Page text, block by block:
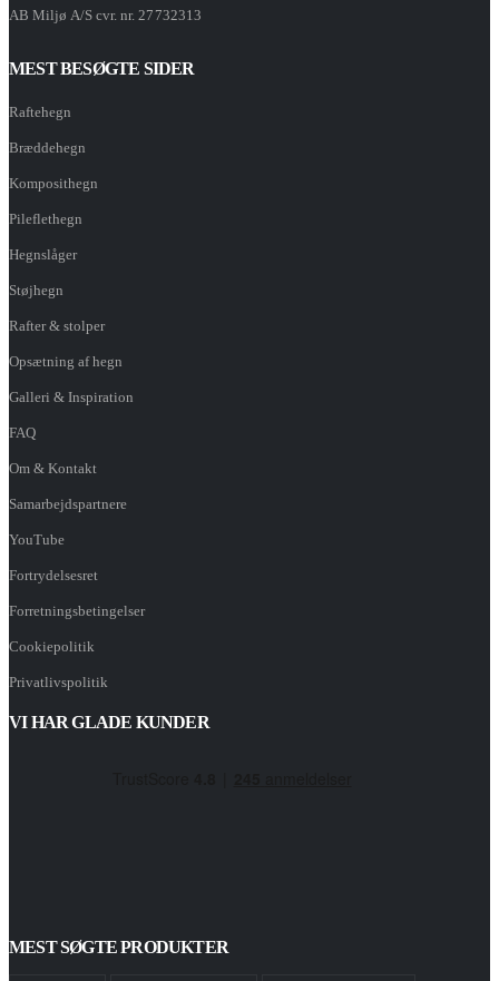
AB Miljø A/S cvr. nr. 27732313
MEST BESØGTE SIDER
Raftehegn
Bræddehegn
Komposithegn
Pileflethegn
Hegnslåger
Støjhegn
Rafter & stolper
Opsætning af hegn
Galleri & Inspiration
FAQ
Om & Kontakt
Samarbejdspartnere
YouTube
Fortrydelsesret
Forretningsbetingelser
Cookiepolitik
Privatlivspolitik
VI HAR GLADE KUNDER
MEST SØGTE PRODUKTER